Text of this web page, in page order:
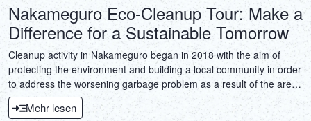
Nakameguro Eco‑Cleanup Tour: Make a
Difference for a Sustainable Tomorrow
Cleanup activity in Nakameguro began in 2018 with the aim of
protecting the environment and building a local community in order
to address the worsening garbage problem as a result of the area
becoming a sightseeing attraction. The Nakameguro Mura
Beautification Committee, led by underwater photographer Masa
Mehr lesen